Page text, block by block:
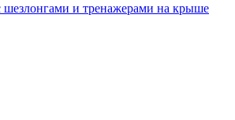
и тренажерами на крыше